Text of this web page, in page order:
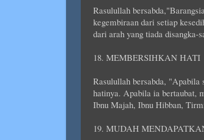
Rasulullah
kegembiraan dari setiap
dari arah yang tiada
18. MEMBERSIHKAN HATI
Rasulullah bersabda, "Apabila
hatinya. Apabila ia bertaubat,
Ibnu Majah, Ibnu Hibban,
19. MUDAH